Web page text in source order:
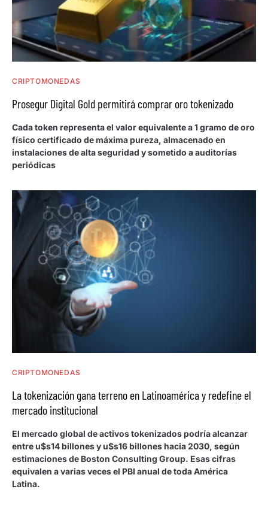
CRIPTOMONEDAS
Prosegur Digital Gold permitirá comprar oro tokenizado
Cada token representa el valor equivalente a 1 gramo de oro
físico certificado de máxima pureza, almacenado en
instalaciones de alta seguridad y sometido a auditorías
periódicas
CRIPTOMONEDAS
La tokenización gana terreno en Latinoamérica y redefine el
mercado institucional
El mercado global de activos tokenizados podría alcanzar
entre u$s14 billones y u$s16 billones hacia 2030, según
estimaciones de Boston Consulting Group. Esas cifras
equivalen a varias veces el PBI anual de toda América
Latina.